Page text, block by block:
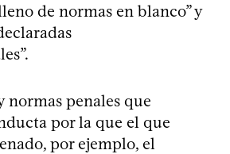
de normas en blanco” y
normas penales que
por la que el que
por ejemplo, el